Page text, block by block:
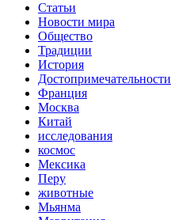
Статьи
Новости мира
Общество
Традиции
История
Достопримечательности
Франция
Москва
Китай
исследования
космос
Мексика
Перу
животные
Мьянма